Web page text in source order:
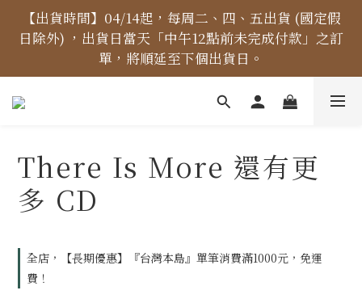
【價格標示更新】異象出版品-價格標示更新為原價，
折扣一律購物車計算。
【出貨時間】04/14起，每周二、四、五出貨 (國定假
日除外) ，出貨日當天「中午12點前未完成付款」之訂
單，將順延至下個出貨日。
【免運金額】台灣地區全站滿1000元免運費！
【價格標示更新】異象出版品-價格標示更新為原價，
There Is More 還有更
多 CD
全店，【長期優惠】『台灣本島』單筆消費滿1000元，免運
費！